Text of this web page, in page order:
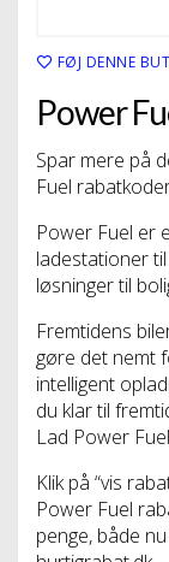
FØJ DENNE
Power
Spar mere på
Fuel
Power Fuel er
ladestationer
løsninger til
Fremtidens
gøre det nemt
intelligent
du klar til
Lad Power
Klik på “vis
Power Fuel
penge, både